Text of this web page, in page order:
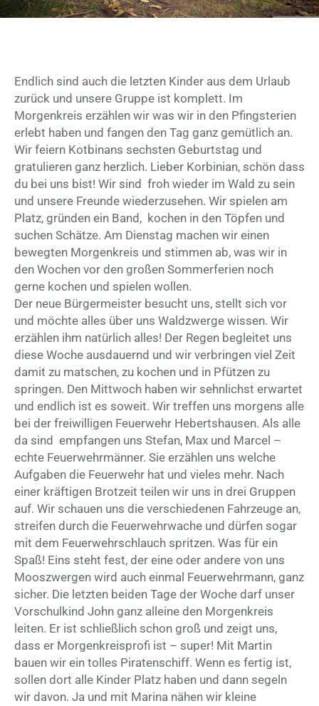
Endlich sind auch die letzten Kinder aus dem Urlaub
zurück und unsere Gruppe ist komplett. Im
Morgenkreis erzählen wir was wir in den Pfingsterien
erlebt haben und fangen den Tag ganz gemütlich an.
Wir feiern Kotbinans sechsten Geburtstag und
gratulieren ganz herzlich. Lieber Korbinian, schön dass
du bei uns bist! Wir sind froh wieder im Wald zu sein
und unsere Freunde wiederzusehen. Wir spielen am
Platz, gründen ein Band, kochen in den Töpfen und
suchen Schätze. Am Dienstag machen wir einen
bewegten Morgenkreis und stimmen ab, was wir in
den Wochen vor den großen Sommerferien noch
gerne kochen und spielen wollen.
Der neue Bürgermeister besucht uns, stellt sich vor
und möchte alles über uns Waldzwerge wissen. Wir
erzählen ihm natürlich alles! Der Regen begleitet uns
diese Woche ausdauernd und wir verbringen viel Zeit
damit zu matschen, zu kochen und in Pfützen zu
springen. Den Mittwoch haben wir sehnlichst erwartet
und endlich ist es soweit. Wir treffen uns morgens alle
bei der freiwilligen Feuerwehr Hebertshausen. Als alle
da sind empfangen uns Stefan, Max und Marcel –
echte Feuerwehrmänner. Sie erzählen uns welche
Aufgaben die Feuerwehr hat und vieles mehr. Nach
einer kräftigen Brotzeit teilen wir uns in drei Gruppen
auf. Wir schauen uns die verschiedenen Fahrzeuge an,
streifen durch die Feuerwehrwache und dürfen sogar
mit dem Feuerwehrschlauch spritzen. Was für ein
Spaß! Eins steht fest, der eine oder andere von uns
Mooszwergen wird auch einmal Feuerwehrmann, ganz
sicher. Die letzten beiden Tage der Woche darf unser
Vorschulkind John ganz alleine den Morgenkreis
leiten. Er ist schließlich schon groß und zeigt uns,
dass er Morgenkreisprofi ist – super! Mit Martin
bauen wir ein tolles Piratenschiff. Wenn es fertig ist,
sollen dort alle Kinder Platz haben und dann segeln
wir davon. Ja und mit Marina nähen wir kleine